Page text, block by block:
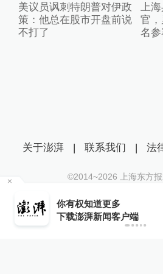
美议员讽刺特朗普对伊政
策：他总在股市开盘前说
不打了
上
官，
名参
你有权知道更多
下载澎湃新闻客户端
关于澎湃 | 联系我们 | 法
©2014~2026 上海东方
互联网新闻信息服务许可证
沪公网安备